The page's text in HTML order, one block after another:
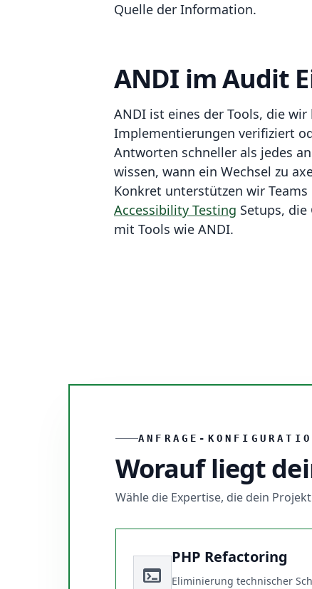
Quelle der Information.
ANDI im Audit
ANDI ist eines der Tools, die wir
Implementierungen verifiziert
Antworten schneller als jedes
wissen, wann ein Wechsel zu
Konkret unterstützen wir Teams
Accessibility Testing Setups,
mit Tools wie ANDI.
ANFRAGE-
Worauf liegt
Wähle die Expertise, die dein
terminal
PHP Refactoring
Eliminierung technischer